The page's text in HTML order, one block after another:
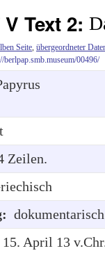
V Text 2:
Seite übergeordneter
berlpap.smb.museum/00496/
Zeilen.
dokumentarisch
15. April 13